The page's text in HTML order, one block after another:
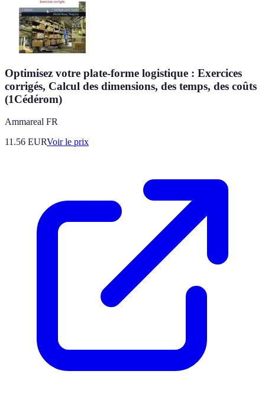
Optimisez votre plate-forme logistique : Exercices
corrigés, Calcul des dimensions, des temps, des coûts
(1Cédérom)
Ammareal FR
11.56 EURVoir le prix